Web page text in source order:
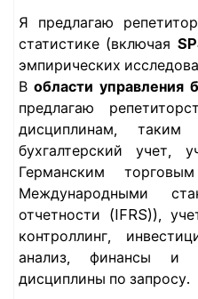
Я предлагаю
статистике (включая
эмпирических
В области управления
предлагаю
дисциплинам, таким
бухгалтерский учет,
Германским
Международными
отчетности (IFRS)),
контроллинг,
анализ, финансы и
дисциплины по запросу.